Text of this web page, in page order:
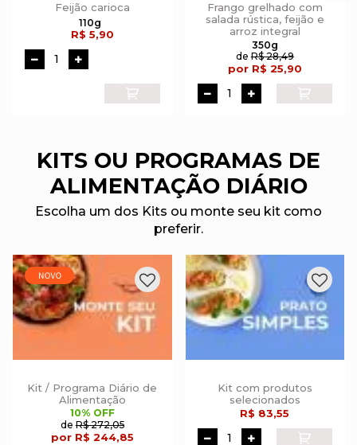
alimentos
Feijão carioca
R$ 5,90
Frango grelhado com
salada rústica, feijão e
arroz integral
deR$ 28,49
por R$ 25,90
KITS OU PROGRAMAS DE
ALIMENTAÇÃO DIÁRIO
Escolha um dos Kits ou monte seu kit como
preferir.
Kit / Programa Diário de
Alimentação
10% OFF
de R$ 272,05
Kit com produtos
selecionados